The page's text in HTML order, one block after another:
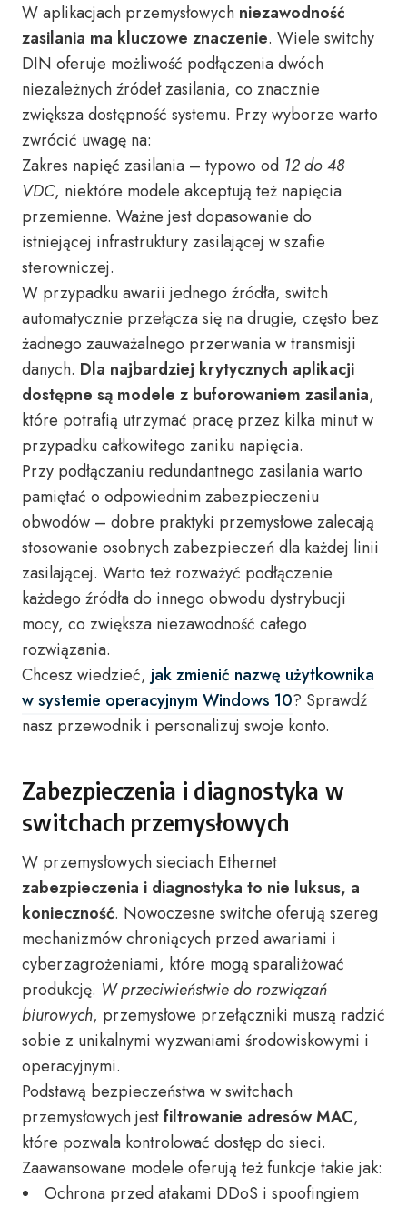
W aplikacjach przemysłowych niezawodność
zasilania ma kluczowe znaczenie. Wiele switchy
DIN oferuje możliwość podłączenia dwóch
niezależnych źródeł zasilania, co znacznie
zwiększa dostępność systemu. Przy wyborze warto
zwrócić uwagę na:
Zakres napięć zasilania – typowo od 12 do 48
VDC, niektóre modele akceptują też napięcia
przemienne. Ważne jest dopasowanie do
istniejącej infrastruktury zasilającej w szafie
sterowniczej.
W przypadku awarii jednego źródła, switch
automatycznie przełącza się na drugie, często bez
żadnego zauważalnego przerwania w transmisji
danych. Dla najbardziej krytycznych aplikacji
dostępne są modele z buforowaniem zasilania,
które potrafią utrzymać pracę przez kilka minut w
przypadku całkowitego zaniku napięcia.
Przy podłączaniu redundantnego zasilania warto
pamiętać o odpowiednim zabezpieczeniu
obwodów – dobre praktyki przemysłowe zalecają
stosowanie osobnych zabezpieczeń dla każdej linii
zasilającej. Warto też rozważyć podłączenie
każdego źródła do innego obwodu dystrybucji
mocy, co zwiększa niezawodność całego
rozwiązania.
Chcesz wiedzieć, jak zmienić nazwę użytkownika
w systemie operacyjnym Windows 10? Sprawdź
nasz przewodnik i personalizuj swoje konto.
Zabezpieczenia i diagnostyka w
switchach przemysłowych
W przemysłowych sieciach Ethernet
zabezpieczenia i diagnostyka to nie luksus, a
konieczność. Nowoczesne switche oferują szereg
mechanizmów chroniących przed awariami i
cyberzagrożeniami, które mogą sparaliżować
produkcję. W przeciwieństwie do rozwiązań
biurowych, przemysłowe przełączniki muszą radzić
sobie z unikalnymi wyzwaniami środowiskowymi i
operacyjnymi.
Podstawą bezpieczeństwa w switchach
przemysłowych jestfiltrowanie adresów MAC,
które pozwala kontrolować dostęp do sieci.
Zaawansowane modele oferują też funkcje takie jak:
Ochrona przed atakami DDoS i spoofingiem